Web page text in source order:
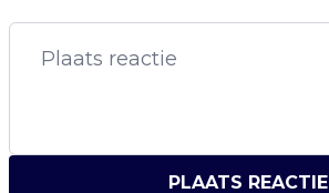
PLAATS REACTIE